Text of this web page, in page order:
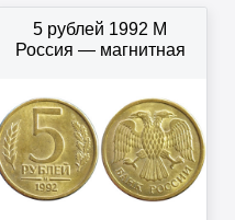
5 рублей 1992 М
Россия — магнитная